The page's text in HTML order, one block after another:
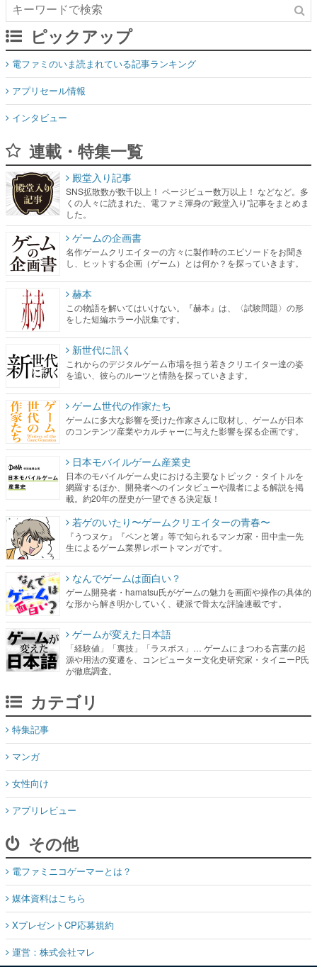
ピックアップ
電ファミのいま読まれている記事ランキング
アプリセール情報
インタビュー
連載・特集一覧
殿堂入り記事
SNS拡散数が数千以上！ ページビュー数万以上！ などなど。多
くの人々に読まれた、電ファミ渾身の“殿堂入り”記事をまとめま
した。
ゲームの企画書
名作ゲームクリエイターの方々に製作時のエピソードをお聞き
し、ヒットする企画（ゲーム）とは何か？を探っていきます。
赫本
この物語を解いてはいけない。『赫本』は、〈試験問題〉の形
をした短編ホラー小説集です。
新世代に訊く
これからのデジタルゲーム市場を担う若きクリエイター達の姿
を追い、彼らのルーツと情熱を探っていきます。
ゲーム世代の作家たち
ゲームに多大な影響を受けた作家さんに取材し、ゲームが日本
のコンテンツ産業やカルチャーに与えた影響を探る企画です。
日本モバイルゲーム産業史
日本のモバイルゲーム史における主要なトピック・タイトルを
網羅するほか、開発者へのインタビューや識者による解説を掲
載。約20年の歴史が一望できる決定版！
若ゲのいたり〜ゲームクリエイターの青春〜
『うつヌケ』『ペンと箸』等で知られるマンガ家・田中圭一先
生によるゲーム業界レポートマンガです。
なんでゲームは面白い？
ゲーム開発者・hamatsu氏がゲームの魅力を画面や操作の具体的
な形から解き明かしていく、硬派で骨太な評論連載です。
ゲームが変えた日本語
「経験値」「裏技」「ラスボス」… ゲームにまつわる言葉の起
源や用法の変遷を、コンピューター文化史研究家・タイニーP氏
が徹底調査。
カテゴリ
特集記事
マンガ
女性向け
アプリレビュー
その他
電ファミニコゲーマーとは？
媒体資料はこちら
XプレゼントCP応募規約
運営：株式会社マレ